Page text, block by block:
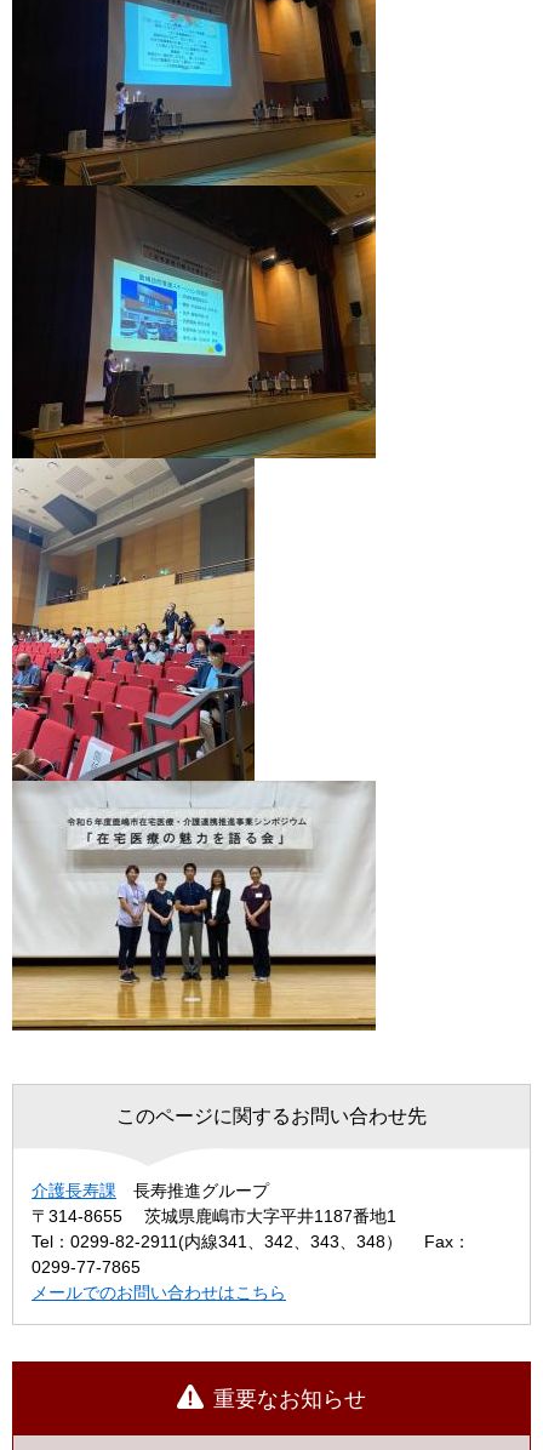
このページに関するお問い合わせ先
介護長寿課
長寿推進グループ
〒314-8655
茨城県鹿嶋市大字平井1187番地1
Tel：0299-82-2911(内線341、342、343、348）
Fax：
0299-77-7865
メールでのお問い合わせはこちら
重要なお知らせ